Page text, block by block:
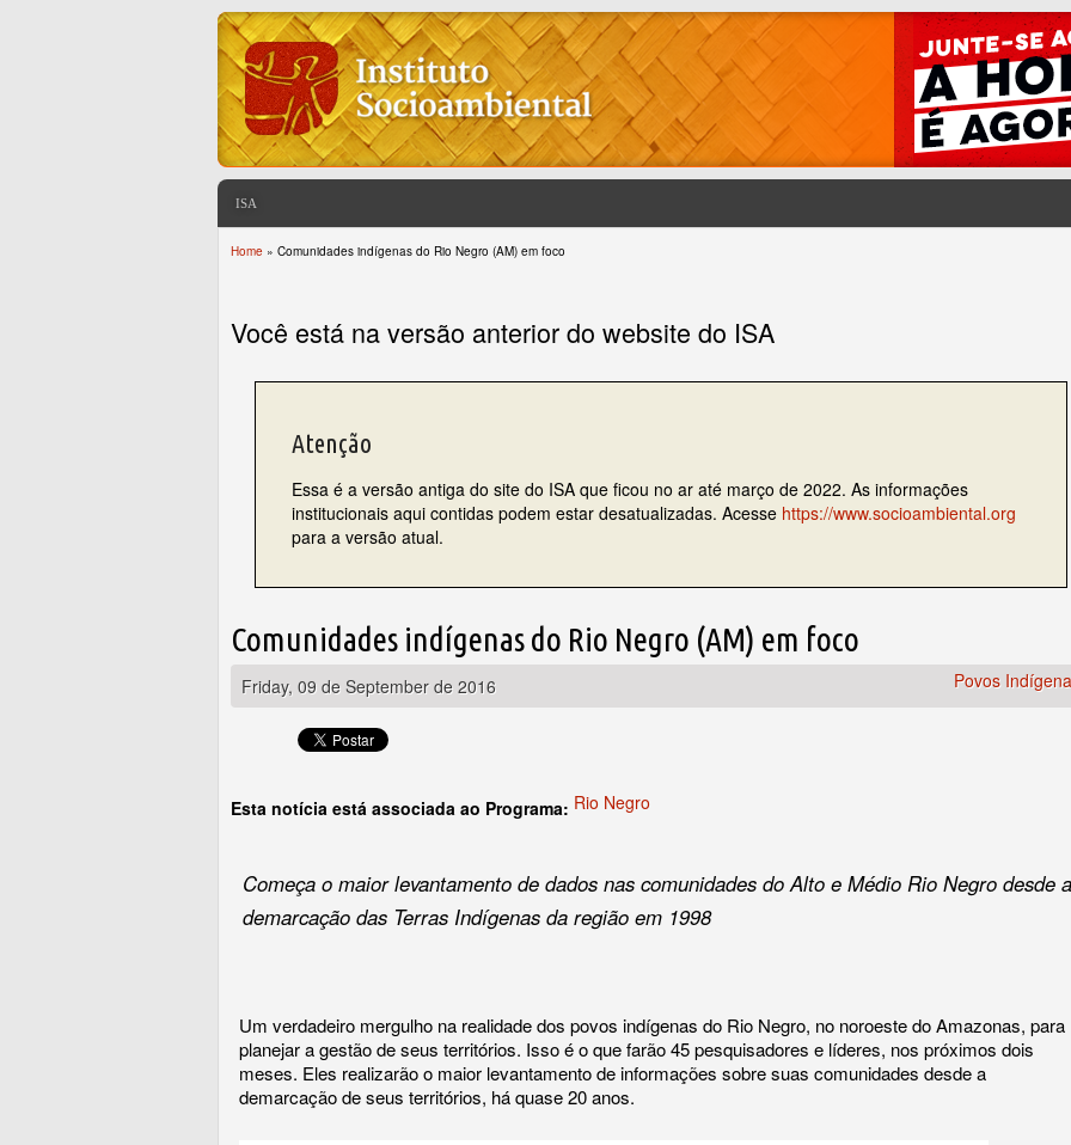
ISA
Home » Comunidades indígenas do Rio Negro (AM) em foco
Você está na versão anterior do website do ISA
Atenção
Essa é a versão antiga do site do ISA que ficou no ar até março de 2022. As informações
institucionais aqui contidas podem estar desatualizadas. Acesse https://www.socioambiental.org
para a versão atual.
Comunidades indígenas do Rio Negro (AM) em foco
Friday, 09 de September de 2016 Povos
Esta notícia está associada ao Programa: Rio Negro
Começa o maior levantamento de dados nas comunidades do Alto e Médio Rio Negro desde a
demarcação das Terras Indígenas da região em 1998
Um verdadeiro mergulho na realidade dos povos indígenas do Rio Negro, no noroeste do Amazonas, para
planejar a gestão de seus territórios. Isso é o que farão 45 pesquisadores e líderes, nos próximos dois
meses. Eles realizarão o maior levantamento de informações sobre suas comunidades desde a
demarcação de seus territórios, há quase 20 anos.